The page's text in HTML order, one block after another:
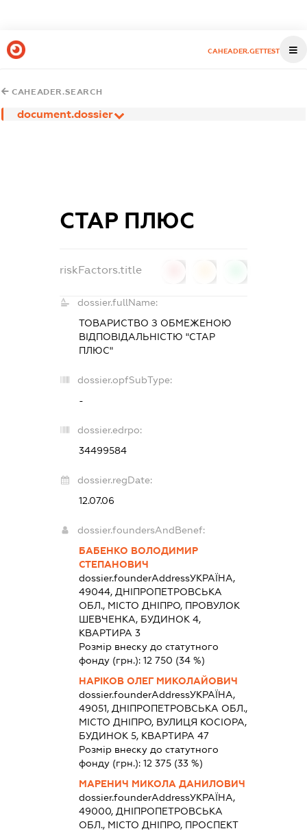
CAHEADER.GETTEST
CAHEADER.SEARCH
document.dossier
СТАР ПЛЮС
riskFactors.title
dossier.fullName:
ТОВАРИСТВО З ОБМЕЖЕНОЮ
ВІДПОВІДАЛЬНІСТЮ "СТАР
ПЛЮС"
dossier.opfSubType:
-
dossier.edrpo:
34499584
dossier.regDate:
12.07.06
dossier.foundersAndBenef:
БАБЕНКО ВОЛОДИМИР
СТЕПАНОВИЧ
dossier.founderAddressУКРАЇНА,
49044, ДНІПРОПЕТРОВСЬКА
ОБЛ., МІСТО ДНІПРО, ПРОВУЛОК
ШЕВЧЕНКА, БУДИНОК 4,
КВАРТИРА 3
Розмір внеску до статутного
фонду (грн.): 12 750 (34 %)
НАРІКОВ ОЛЕГ МИКОЛАЙОВИЧ
dossier.founderAddressУКРАЇНА,
49051, ДНІПРОПЕТРОВСЬКА ОБЛ.,
МІСТО ДНІПРО, ВУЛИЦЯ КОСІОРА,
БУДИНОК 5, КВАРТИРА 47
Розмір внеску до статутного
фонду (грн.): 12 375(33 %)
МАРЕНИЧ МИКОЛА ДАНИЛОВИЧ
dossier.founderAddressУКРАЇНА,
49000, ДНІПРОПЕТРОВСЬКА
ОБЛ., МІСТО ДНІПРО, ПРОСПЕКТ